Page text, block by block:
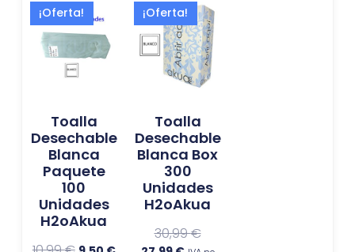
¡Oferta!
Toalla
Desechable
Blanca
Paquete
100
Unidades
H2oAkua
El
precio
original
era:
10,99 €.
precio
actual
¡Oferta!
Toalla
Desechable
Blanca Box
300
Unidades
H2oAkua
30,99€
El
precio
original
era:
30,99 €.
El
precio
actual
es:
27,99 €.